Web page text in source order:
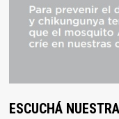
ESCUCHÁ